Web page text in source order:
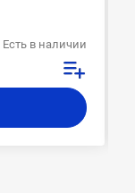
Есть в наличии